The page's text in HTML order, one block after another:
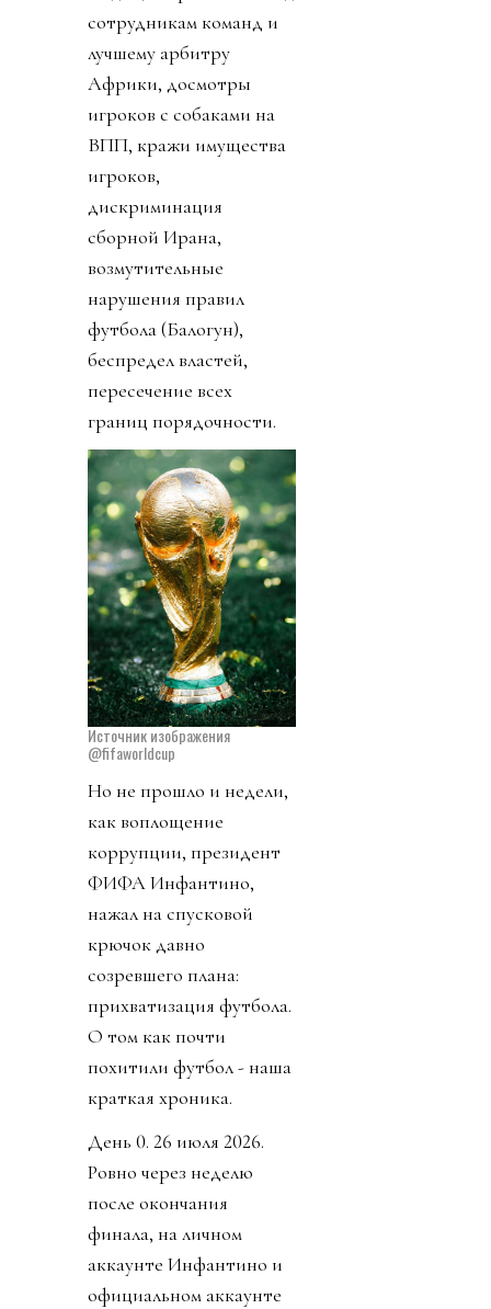
сотрудникам команд и
лучшему арбитру
Африки, досмотры
игроков с собаками на
ВПП, кражи имущества
игроков,
дискриминация
сборной Ирана,
возмутительные
нарушения правил
футбола (Балогун),
беспредел властей,
пересечение всех
границ порядочности.
Источник изображения
@fifaworldcup
Но не прошло и недели,
как воплощение
коррупции, президент
ФИФА Инфантино,
нажал на спусковой
крючок давно
созревшего плана:
прихватизация футбола.
О том как почти
похитили футбол - наша
краткая хроника.
День 0. 26 июля 2026.
Ровно через неделю
после окончания
финала, на личном
аккаунте Инфантино и
официальном аккаунте